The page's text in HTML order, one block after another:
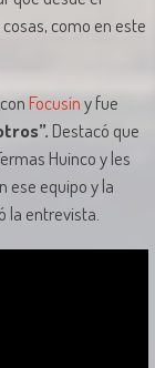
como en este
Focusíny fue
Destacó que
Huinco y les
ese equipo y la
la entrevista.